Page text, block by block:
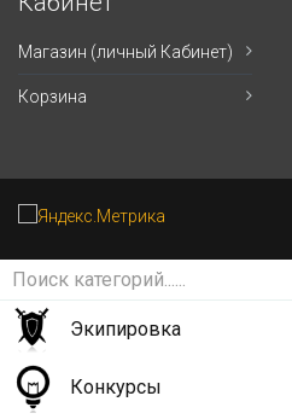
Магазин (личный Кабинет)
Корзина
Экипировка
Конкурсы